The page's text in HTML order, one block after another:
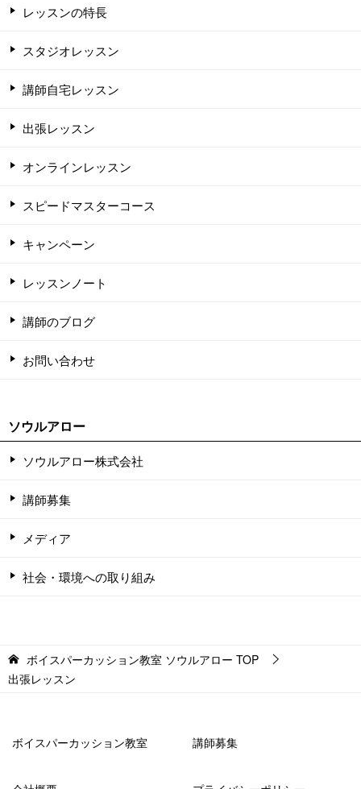
レッスンの特長
スタジオレッスン
講師自宅レッスン
出張レッスン
オンラインレッスン
スピードマスターコース
キャンペーン
レッスンノート
講師のブログ
お問い合わせ
ソウルアロー
ソウルアロー株式会社
講師募集
メディア
社会・環境への取り組み
ボイスパーカッション教室 ソウルアロー TOP
出張レッスン
ボイスパーカッション教室 講師募集